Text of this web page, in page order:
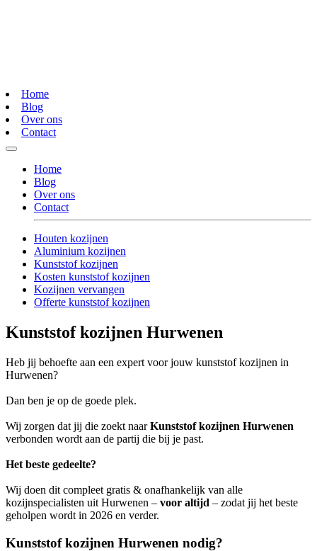
Home
Blog
Over ons
Contact
Home
Blog
Over ons
Contact
Houten kozijnen
Aluminium kozijnen
Kunststof kozijnen
Kosten kunststof kozijnen
Kozijnen vervangen
Offerte kunststof kozijnen
Kunststof kozijnen Hurwenen
Heb jij behoefte aan een expert voor jouw kunststof kozijnen in
Hurwenen?
Dan ben je op de goede plek.
Wij zorgen dat jij die zoekt naarKunststof kozijnen Hurwenen
verbonden wordt aan de partij die bij je past.
Het beste gedeelte?
Wij doen dit compleet gratis & onafhankelijk van alle
kozijnspecialisten uit Hurwenen – voor altijd – zodat jij het beste
geholpen wordt in 2026 en verder.
Kunststof kozijnen Hurwenen nodig?